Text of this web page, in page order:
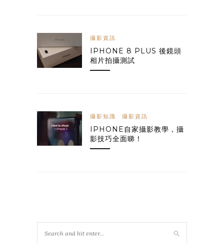
攝影資訊
IPHONE 8 PLUS 後鏡頭
相片拍攝測試
攝影知識 攝影資訊
IPHONE自家攝影教學，攝
影技巧全面睇！